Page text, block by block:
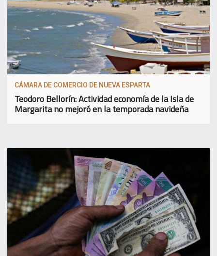
CÁMARA DE COMERCIO DE NUEVA ESPARTA
Teodoro Bellorín: Actividad economía de la Isla de
Margarita no mejoró en la temporada navideña